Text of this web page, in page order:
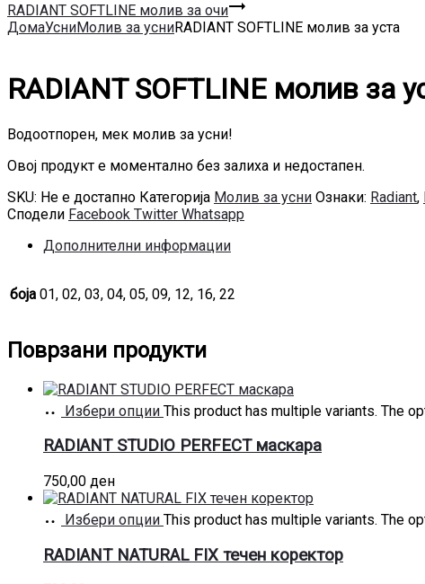
RADIANT SOFTLINE молив за очи
ДомаУсниМолив за усниRADIANT SOFTLINE молив за уста
RADIANT SOFTLINE молив за
Водоотпорен, мек молив за усни!
Овој продукт е моментално без залиха и недостапен.
SKU: Не е достапно Категорија Молив за усни Ознаки: Radiant,
Сподели Facebook Twitter Whatsapp
Дополнителни информации
боја 01, 02, 03, 04, 05, 09, 12, 16, 22
Поврзани продукти
Избери опции This product has multiple variants. The
RADIANT STUDIO PERFECT маскара
750,00 ден
Избери опции This product has multiple variants. The
RADIANT NATURAL FIX течен коректор